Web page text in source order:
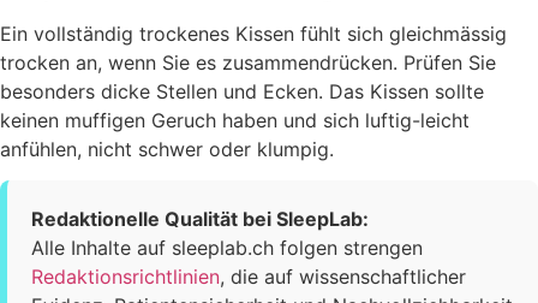
Ein vollständig trockenes Kissen fühlt sich gleichmässig
trocken an, wenn Sie es zusammendrücken. Prüfen Sie
besonders dicke Stellen und Ecken. Das Kissen sollte
keinen muffigen Geruch haben und sich luftig-leicht
anfühlen, nicht schwer oder klumpig.
Redaktionelle Qualität bei SleepLab:
Alle Inhalte auf sleeplab.ch folgen strengen
Redaktionsrichtlinien, die auf wissenschaftlicher